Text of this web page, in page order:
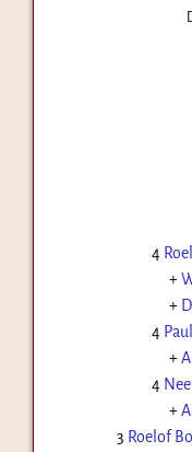
4
+
+
4
+
4
+
3 Roelof